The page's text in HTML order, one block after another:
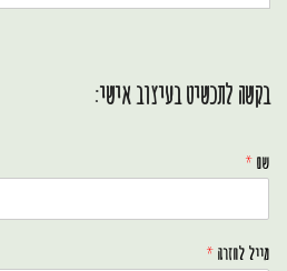
בקשה לתכשיט בעיצוב אישי:
שם *
מייל לחזרה *